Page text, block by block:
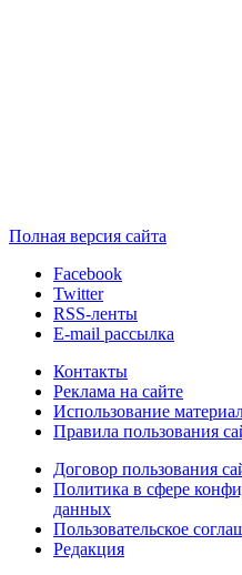
Полная версия сайта
Facebook
Twitter
RSS-ленты
E-mail рассылка
Контакты
Реклама на сайте
Использование
Правила пользования
Договор пользования
Политика в сфере
данных
Пользовательское
Редакция